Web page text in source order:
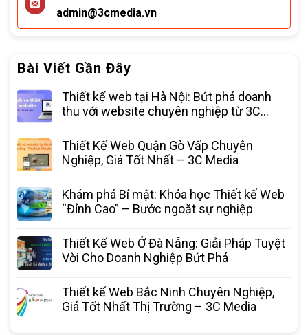
admin@3cmedia.vn
Bài Viết Gần Đây
Thiết kế web tại Hà Nội: Bứt phá doanh
thu với website chuyên nghiệp từ 3C
Thiết Kế Web Quận Gò Vấp Chuyên
Nghiệp, Giá Tốt Nhất – 3C Media
Khám phá Bí mật: Khóa học Thiết kế Web
“Đỉnh Cao” – Bước ngoặt sự nghiệp
Thiết Kế Web Ở Đà Nẵng: Giải Pháp Tuyệt
Vời Cho Doanh Nghiệp Bứt Phá
Thiết kế Web Bắc Ninh Chuyên Nghiệp,
Giá Tốt Nhất Thị Trường – 3C Media